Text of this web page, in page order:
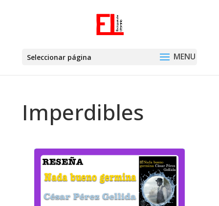
Seleccionar página
Imperdibles